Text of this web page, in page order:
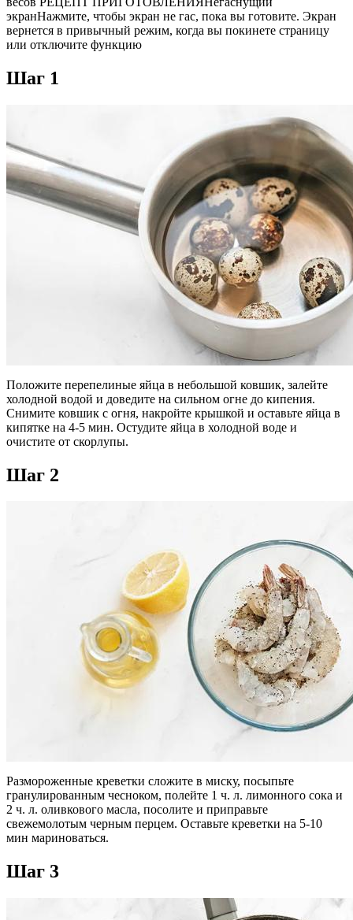
экранНажмите, чтобы экран не гас, пока вы готовите. Экран
вернется в привычный режим, когда вы покинете страницу
или отключите функцию
Шаг 1
Положите перепелиные яйца в небольшой ковшик, залейте
холодной водой и доведите на сильном огне до кипения.
Снимите ковшик с огня, накройте крышкой и оставьте яйца в
кипятке на 4-5 мин. Остудите яйца в холодной воде и
очистите от скорлупы.
Шаг 2
Размороженные креветки сложите в миску, посыпьте
гранулированным чесноком, полейте 1 ч. л. лимонного сока и
2 ч. л. оливкового масла, посолите и приправьте
свежемолотым черным перцем. Оставьте креветки на 5-10
мин мариноваться.
Шаг 3